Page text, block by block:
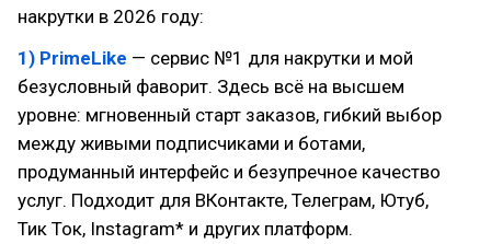
накрутки в 2026 году:
1) PrimeLike — сервис №1 для накрутки и мой
безусловный фаворит. Здесь всё на высшем
уровне: мгновенный старт заказов, гибкий выбор
между живыми подписчиками и ботами,
продуманный интерфейс и безупречное качество
услуг. Подходит для ВКонтакте, Телеграм, Ютуб,
Тик Ток, Instagram* и других платформ.